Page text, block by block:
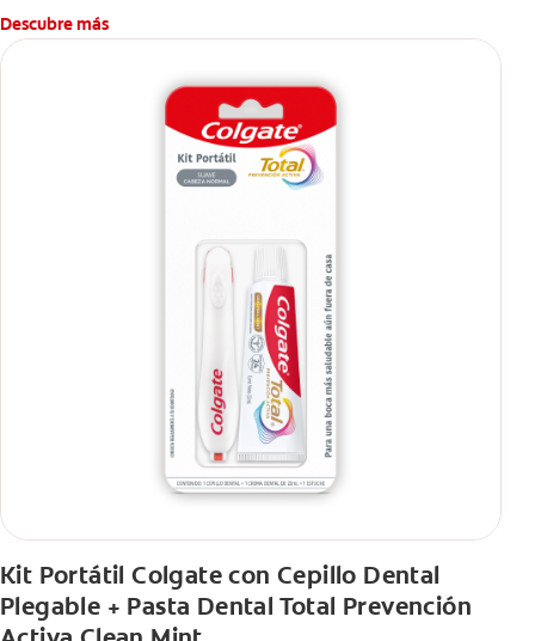
Descubre más
Kit Portátil Colgate con Cepillo Dental
Plegable + Pasta Dental Total Prevención